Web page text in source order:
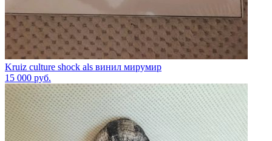
Kruiz culture shock als винил мирумир
15 000 руб.